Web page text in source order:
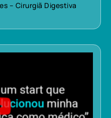
– Cirurgiã Digestiva